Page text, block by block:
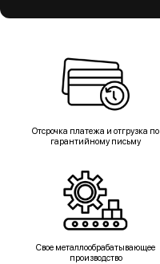
Отсрочка платежа и отгрузка по
гарантийному письму
Свое металлообрабатывающее
производство